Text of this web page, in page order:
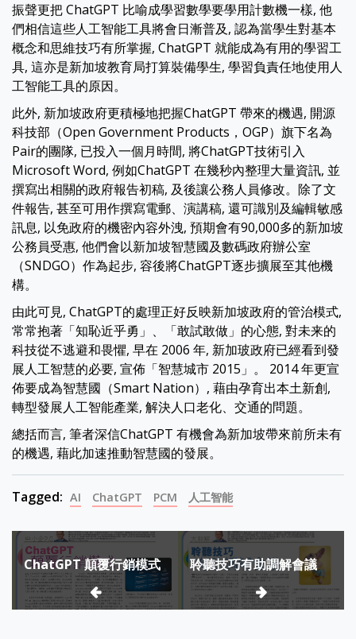
振聲更把 ChatGPT 比喻成學習數學要學用計數機一樣, 他
們相信這些人工智能工具將會日漸普及, 認為當學生對基本
概念和思維技巧有所掌握, ChatGPT 就能成為有用的學習工
具, 這亦是新加坡教育局打算裝備學生, 學習負責任地使用人
工智能工具的原因。
此外, 新加坡政府更積極地把握ChatGPT 帶來的機遇, 開源
科技部（Open Government Products，OGP）旗下名為
Pair的團隊, 已投入一個月時間, 將ChatGPT技術引入
Microsoft Word, 例如ChatGPT 在幾秒內整理大量資訊, 並
撰寫出相關的政府報告初稿, 及後讓公務人員修改。除了文
件報告, 甚至可用作撰寫電郵、演講稿, 還可識別及編輯敏感
訊息, 以免政府的機密內容外洩, 預期會有90,000多的新加坡
公務員受惠, 他們會以新加坡智慧國及數碼政府辦公室
（SNDGO）作為起步, 容後將ChatGPT逐步擴展至其他機
構。
由此可見, ChatGPT的處理正好反映新加坡政府的管治模式,
常常抱著「知恥近乎勇」、「敢試敢做」的心態, 對未来的
科技從不逃避和畏懼, 早在 2006 年, 新加玻政府已經看到發
展人工智慧的必要, 宣佈「智慧城市 2015」。 2014 年更宣
佈要成為智慧國（Smart Nation）, 藉由孕育出本土新創,
轉型發展人工智能產業, 解決人口老化、交通的問題。
總括而言, 筆者深信ChatGPT 有機會為新加坡帶來前所未有
的機遇, 藉此加速推動智慧國的發展。
Tagged: AI ChatGPT PCM 人工智能
Post
navigation
ChatGPT 顛覆行銷模式 聆聽技巧有助調解會議